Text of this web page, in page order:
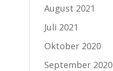
August 2021
Juli 2021
Oktober 2020
September 2020